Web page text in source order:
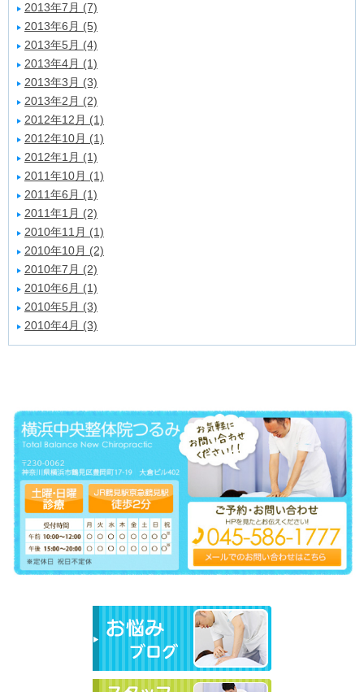
2013年7月 (7)
2013年6月 (5)
2013年5月 (4)
2013年4月 (1)
2013年3月 (3)
2013年2月 (2)
2012年12月 (1)
2012年10月 (1)
2012年1月 (1)
2011年10月 (1)
2011年6月 (1)
2011年1月 (2)
2010年11月 (1)
2010年10月 (2)
2010年7月 (2)
2010年6月 (1)
2010年5月 (3)
2010年4月 (3)